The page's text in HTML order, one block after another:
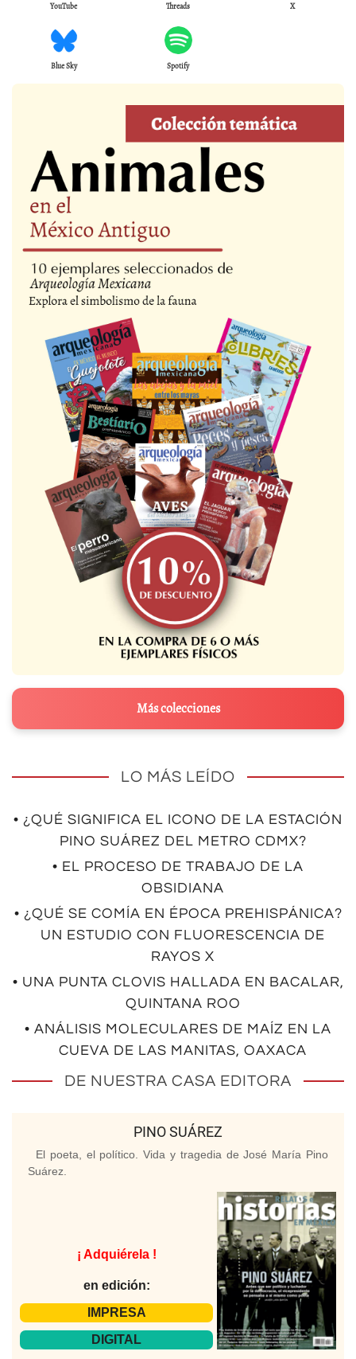
YouTube Threads X
Blue Sky Spotify
Más colecciones
LO MÁS LEÍDO
• ¿QUÉ SIGNIFICA EL ICONO DE LA ESTACIÓN
PINO SUÁREZ DEL METRO CDMX?
• EL PROCESO DE TRABAJO DE LA
OBSIDIANA
• ¿QUÉ SE COMÍA EN ÉPOCA PREHISPÁNICA?
UN ESTUDIO CON FLUORESCENCIA DE
RAYOS X
• UNA PUNTA CLOVIS HALLADA EN BACALAR,
QUINTANA ROO
• ANÁLISIS MOLECULARES DE MAÍZ EN LA
CUEVA DE LAS MANITAS, OAXACA
DE NUESTRA CASA EDITORA
PINO SUÁREZ
El poeta, el político. Vida y tragedia de José María Pino
Suárez.
¡ Adquiérela !
en edición:
IMPRESA
DIGITAL